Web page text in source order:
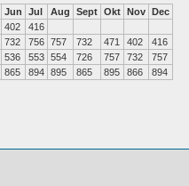
Jun Jul Aug Sept Okt Nov Dec
402
416
732 756 757 732 471 402
416
536 553 554 726 757 732
757
865 894 895 865 895 866 894